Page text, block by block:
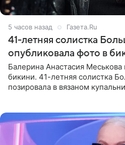
5 часов назад Газета.Ru
41-летняя солистка
опубликовала фото в
Балерина Анастасия Меськова
бикини. 41-летняя солистка
позировала в вязаном